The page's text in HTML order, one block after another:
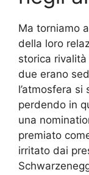
Ma torniamo
della loro
storica rivalità
due erano
l’atmosfera
perdendo in
una
premiato
irritato dai